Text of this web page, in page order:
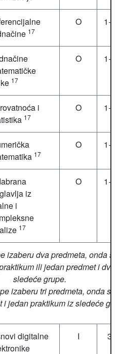
17
O
17
O
i
17
O
17
O
iz
i
17
O
izaberu dva predmeta, onda
ili jedan predmet i dva
sledeće grupe.
izaberu tri predmeta, onda se
i jedan praktikum iz sledeće
digitalne
I